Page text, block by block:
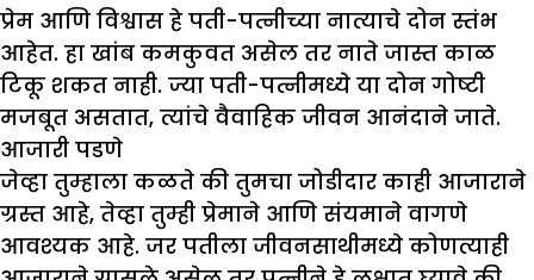
प्रेम आणि विश्वास हे पती-पत्नीच्या नात्याचे दोन स्तंभ
आहेत. हा खांब कमकुवत असेल तर नाते जास्त काळ
टिकू शकत नाही. ज्या पती-पत्नीमध्ये या दोन गोष्टी
मजबूत असतात, त्यांचे वैवाहिक जीवन आनंदाने जाते.
आजारी पडणे
जेव्हा तुम्हाला कळते की तुमचा जोडीदार काही आजाराने
ग्रस्त आहे, तेव्हा तुम्ही प्रेमाने आणि संयमाने वागणे
आवश्यक आहे. जर पतीला जीवनसाथीमध्ये कोणत्याही